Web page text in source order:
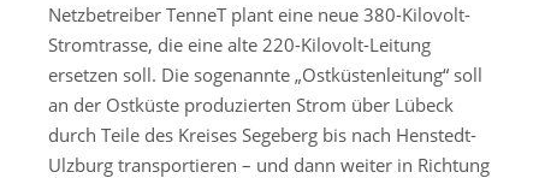
Netzbetreiber TenneT plant eine neue 380-Kilovolt-
Stromtrasse, die eine alte 220-Kilovolt-Leitung
ersetzen soll. Die sogenannte „Ostküstenleitung“ soll
an der Ostküste produzierten Strom über Lübeck
durch Teile des Kreises Segeberg bis nach Henstedt-
Ulzburg transportieren – und dann weiter in Richtung